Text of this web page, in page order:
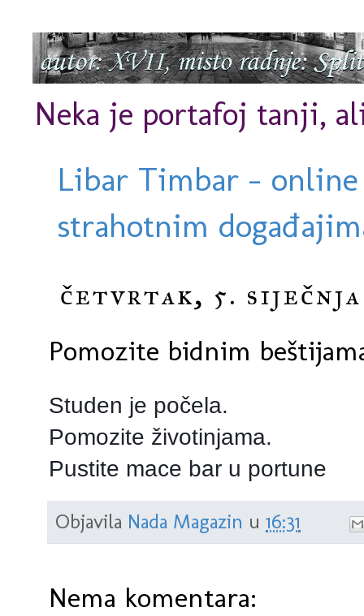
Neka je portafoj tanji,
Libar Timbar -
strahotnim
četvrtak, 5. siječnja
Pomozite bidnim
Studen je počela.
Pomozite životinjama.
Pustite mace bar u portune
Objavila Nada Magazin u 16:31
Nema komentara: